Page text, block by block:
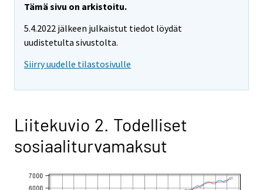
Tämä sivu on arkistoitu.
5.4.2022 jälkeen julkaistut tiedot löydät
uudistetulta sivustolta.
Siirry uudelle tilastosivulle
Liitekuvio 2. Todelliset
sosiaaliturvamaksut